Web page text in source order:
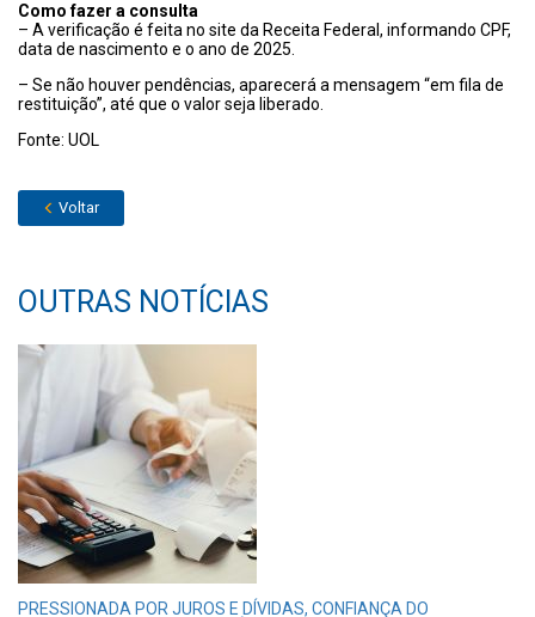
Como fazer a consulta
– A verificação é feita no site da Receita Federal, informando CPF,
data de nascimento e o ano de 2025.
– Se não houver pendências, aparecerá a mensagem “em fila de
restituição”, até que o valor seja liberado.
Fonte: UOL
Voltar
OUTRAS NOTÍCIAS
PRESSIONADA POR JUROS E DÍVIDAS, CONFIANÇA DO